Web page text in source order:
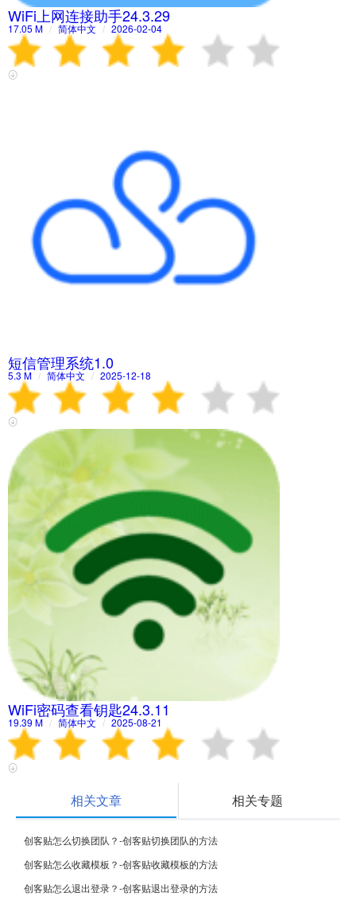
WiFi上网连接助手24.3.29
17.05 M / 简体中文 / 2026-02-04
短信管理系统1.0
5.3 M / 简体中文 / 2025-12-18
WiFi密码查看钥匙24.3.11
19.39 M / 简体中文 / 2025-08-21
相关文章 相关专题
创客贴怎么切换团队？-创客贴切换团队的方法
创客贴怎么收藏模板？-创客贴收藏模板的方法
创客贴怎么退出登录？-创客贴退出登录的方法